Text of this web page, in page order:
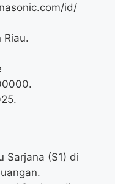
id/
Riau.
.
Sarjana (S1) di